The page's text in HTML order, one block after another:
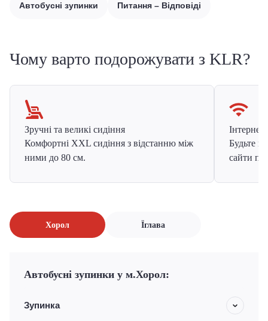
Автобусні зупинки Питання – Відповіді
Чому варто подорожувати з KLR?
Зручні та великі сидіння
Комфортні XXL сидіння з відстанню між
ними до 80 см.
Інтернет
Будьте
сайти
Хорол Їглава
Автобусні зупинки у м.Хорол:
Зупинка